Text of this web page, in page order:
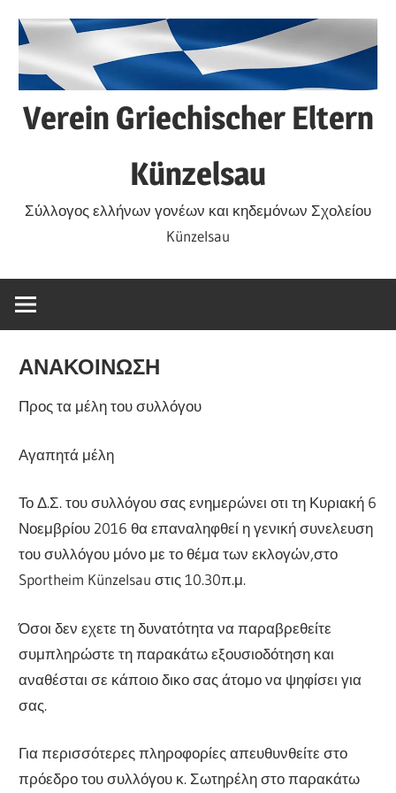
Inhalt
springen
Verein Griechischer Eltern
Künzelsau
Σύλλογος ελλήνων γονέων και κηδεμόνων Σχολείου
Künzelsau
ΑΝΑΚΟΙΝΩΣΗ
Προς τα μέλη του συλλόγου
Αγαπητά μέλη
Το Δ.Σ. του συλλόγου σας ενημερώνει οτι τη Κυριακή 6
Νοεμβρίου 2016 θα επαναληφθεί η γενική συνελευση
του συλλόγου μόνο με το θέμα των εκλογών,στο
Sportheim Künzelsau στις 10.30π.μ.
Όσοι δεν εχετε τη δυνατότητα να παραβρεθείτε
συμπληρώστε τη παρακάτω εξουσιοδότηση και
αναθέσται σε κάποιο δικο σας άτομο να ψηφίσει για
σας.
Για περισσότερες πληροφορίες απευθυνθείτε στο
πρόεδρο του συλλόγου κ. Σωτηρέλη στο παρακάτω